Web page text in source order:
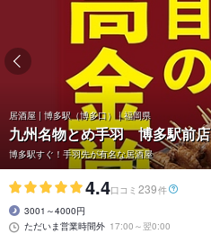
居酒屋 | 博多駅（博多口） | 福岡県
九州名物とめ手羽 博多駅前店
博多駅すぐ！手羽先が有名な居酒屋
4.4口コミ 239件
3001～4000円
ただいま営業時間外 17:00～翌0:00